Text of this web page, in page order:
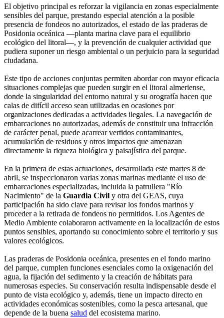
El objetivo principal es reforzar la vigilancia en zonas especialmente
sensibles del parque, prestando especial atención a la posible
presencia de fondeos no autorizados, el estado de las praderas de
Posidonia oceánica —planta marina clave para el equilibrio
ecológico del litoral—, y la prevención de cualquier actividad que
pudiera suponer un riesgo ambiental o un perjuicio para la seguridad
ciudadana.
Este tipo de acciones conjuntas permiten abordar con mayor eficacia
situaciones complejas que pueden surgir en el litoral almeriense,
donde la singularidad del entorno natural y su orografía hacen que
calas de difícil acceso sean utilizadas en ocasiones por
organizaciones dedicadas a actividades ilegales. La navegación de
embarcaciones no autorizadas, además de constituir una infracción
de carácter penal, puede acarrear vertidos contaminantes,
acumulación de residuos y otros impactos que amenazan
directamente la riqueza biológica y paisajística del parque.
En la primera de estas actuaciones, desarrollada este martes 8 de
abril, se inspeccionaron varias zonas marinas mediante el uso de
embarcaciones especializadas, incluida la patrullera "Río
Nacimiento" de la Guardia Civil y otra del GEAS, cuya
participación ha sido clave para revisar los fondos marinos y
proceder a la retirada de fondeos no permitidos. Los Agentes de
Medio Ambiente colaboraron activamente en la localización de estos
puntos sensibles, aportando su conocimiento sobre el territorio y sus
valores ecológicos.
Las praderas de Posidonia oceánica, presentes en el fondo marino
del parque, cumplen funciones esenciales como la oxigenación del
agua, la fijación del sedimento y la creación de hábitats para
numerosas especies. Su conservación resulta indispensable desde el
punto de vista ecológico y, además, tiene un impacto directo en
actividades económicas sostenibles, como la pesca artesanal, que
depende de la buena salud del ecosistema marino.